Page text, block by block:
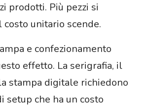
prodotti. Più pezzi si
unitario scende.
e confezionamento
effetto. La serigrafia, il
stampa digitale richiedono
setup che ha un costo